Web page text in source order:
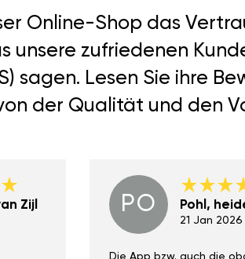
Online-Shop das
unsere zufriedenen
sagen. Lesen Sie ihre
der Qualität und den
Zijl
PO Pohl,
21 Jan 2026